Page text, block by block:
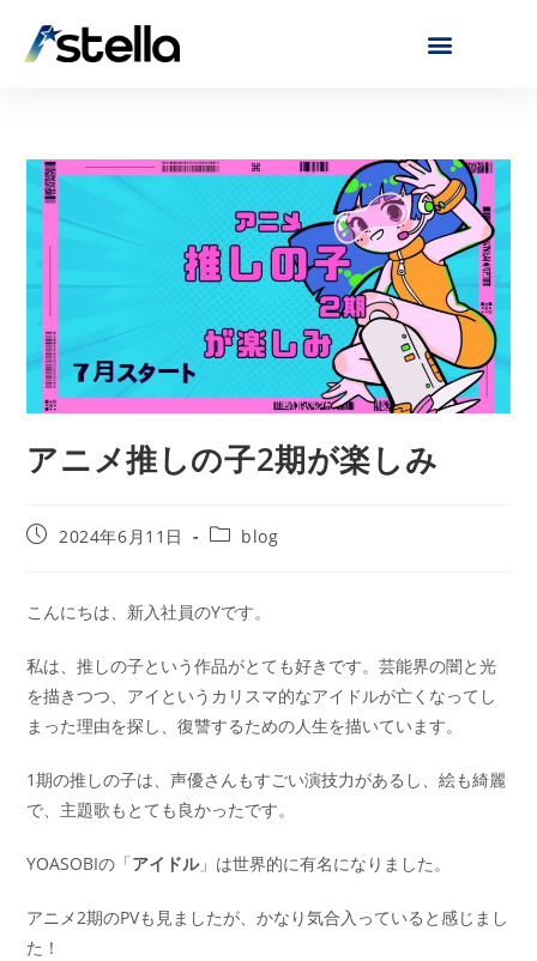
アニメ推しの子2期が楽しみ
2024年6月11日 blog
こんにちは、新入社員のYです。
私は、推しの子という作品がとても好きです。芸能界の闇と光
を描きつつ、アイというカリスマ的なアイドルが亡くなってし
まった理由を探し、復讐するための人生を描いています。
1期の推しの子は、声優さんもすごい演技力があるし、絵も綺麗
で、主題歌もとても良かったです。
YOASOBIの「アイドル」は世界的に有名になりました。
アニメ2期のPVも見ましたが、かなり気合入っていると感じまし
た！